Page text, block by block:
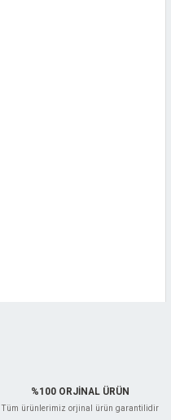
%100 ORJİNAL ÜRÜN
Tüm ürünlerimiz orjinal ürün garantilidir